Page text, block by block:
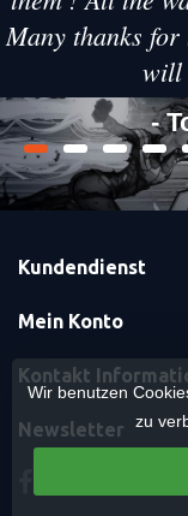
Many thanks
will
-
Kundendienst
Mein Konto
Kontakt
Newsletter
Wir benutzen
zu